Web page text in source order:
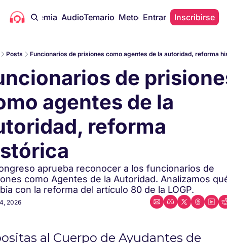
Academia AudioTemario Metodología Gratis
Entrar Inscribirse
Posts Funcionarios de prisiones como agentes de la autoridad, reforma
de
agentes de la
reforma
aprueba reconocer a los funcionarios de
como Agentes de la Autoridad. Analizamos
con la reforma del artículo 80 de la LOGP.
2026
al Cuerpo de Ayudantes de